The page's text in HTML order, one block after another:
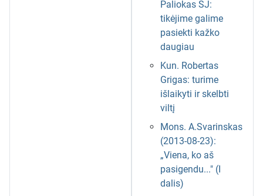
Paliokas SJ:
tikėjime galime
pasiekti kažko
daugiau
Kun. Robertas
Grigas: turime
išlaikyti ir skelbti
viltį
Mons. A.Svarinskas
(2013-08-23):
„Viena, ko aš
pasigendu..." (I
dalis)